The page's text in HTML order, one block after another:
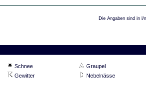
Die Angaben sind in l/
Schnee
Graupel
Gewitter
Nebelnässe